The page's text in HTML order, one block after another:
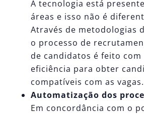
A tecnologia está
áreas e isso não é
Através de metodologias
o processo de
de candidatos é feito com
eficiência para obter
compatíveis com as vagas.
Automatização dos
Em concordância com o